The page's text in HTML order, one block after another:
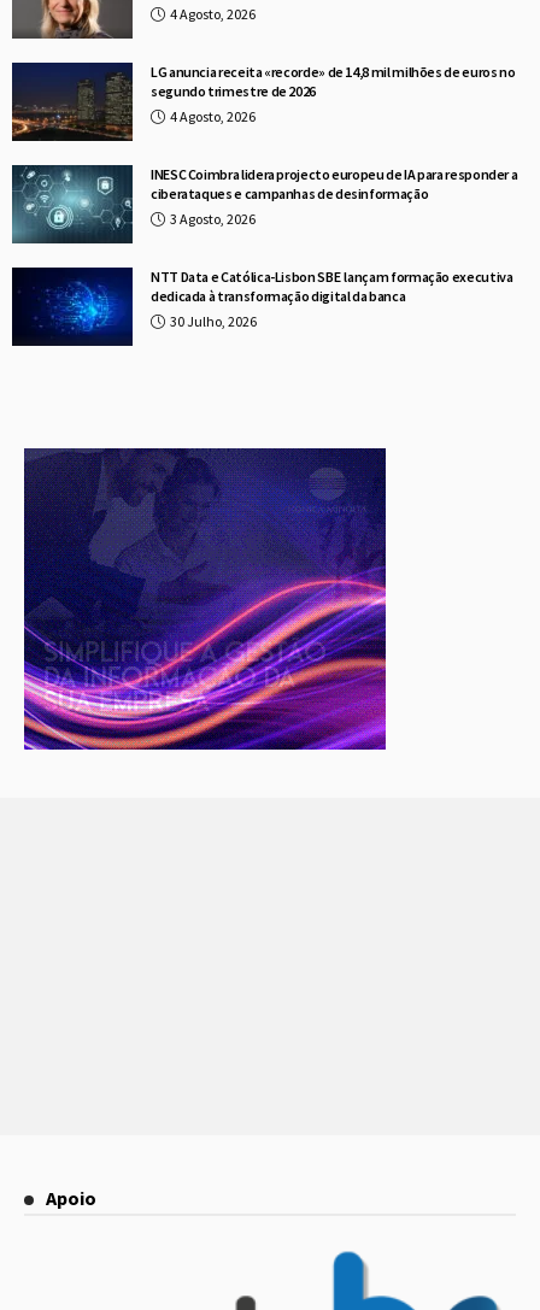
4 Agosto, 2026
LG anuncia receita «recorde» de 14,8 mil milhões de euros no
segundo trimestre de 2026
4 Agosto, 2026
INESC Coimbra lidera projecto europeu de IA para responder a
ciberataques e campanhas de desinformação
3 Agosto, 2026
NTT Data e Católica-Lisbon SBE lançam formação executiva
dedicada à transformação digital da banca
30 Julho, 2026
Apoio